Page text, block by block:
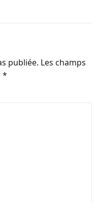
publiée. Les champs
*